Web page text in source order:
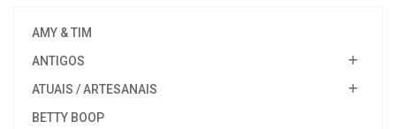
AMY & TIM
ANTIGOS
ATUAIS / ARTESANAIS
BETTY BOOP